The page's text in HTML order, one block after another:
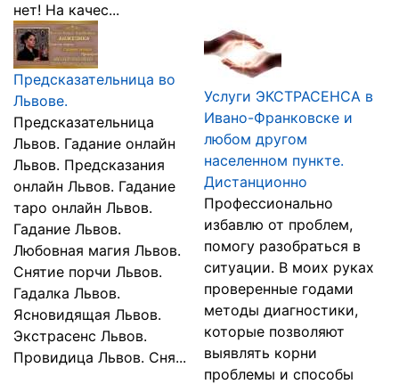
нет! На качес...
Предсказательница во
Львове.
Предсказательница
Львов. Гадание онлайн
Львов. Предсказания
онлайн Львов. Гадание
таро онлайн Львов.
Гадание Львов.
Любовная магия Львов.
Снятие порчи Львов.
Гадалка Львов.
Ясновидящая Львов.
Экстрасенс Львов.
Провидица Львов. Сня...
Услуги ЭКСТРАСЕНСА в
Ивано-Франковске и
любом другом
населенном пункте.
Дистанционно
Профессионально
избавлю от проблем,
помогу разобраться в
ситуации. В моих руках
проверенные годами
методы диагностики,
которые позволяют
выявлять корни
проблемы и способы